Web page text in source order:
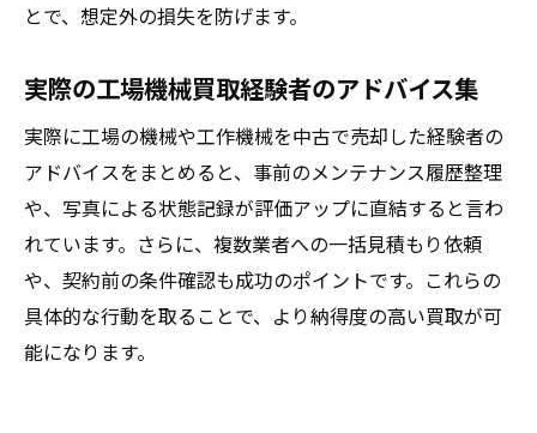
とで、想定外の損失を防げます。
実際の工場機械買取経験者のアドバイス集
実際に工場の機械や工作機械を中古で売却した経験者の
アドバイスをまとめると、事前のメンテナンス履歴整理
や、写真による状態記録が評価アップに直結すると言わ
れています。さらに、複数業者への一括見積もり依頼
や、契約前の条件確認も成功のポイントです。これらの
具体的な行動を取ることで、より納得度の高い買取が可
能になります。